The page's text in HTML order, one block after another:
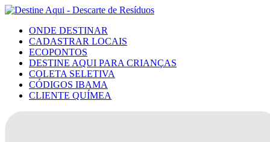
ONDE DESTINAR
CADASTRAR LOCAIS
ECOPONTOS
DESTINE AQUI PARA CRIANÇAS
COLETA SELETIVA
CÓDIGOS IBAMA
CLIENTE QUÍMEA